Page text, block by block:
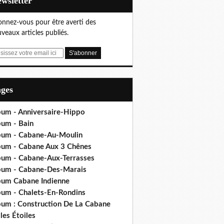
vous pour être averti des
articles publiés.
- Anniversaire-Hippo
- Bain
- Cabane-Au-Moulin
- Cabane Aux 3 Chênes
- Cabane-Aux-Terrasses
- Cabane-Des-Marais
Cabane Indienne
- Chalets-En-Rondins
: Construction De La Cabane
Étoiles